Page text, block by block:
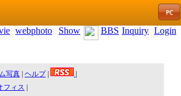
webphoto Show BBS Inquiry Login
写真 ヘルプ|
フィス